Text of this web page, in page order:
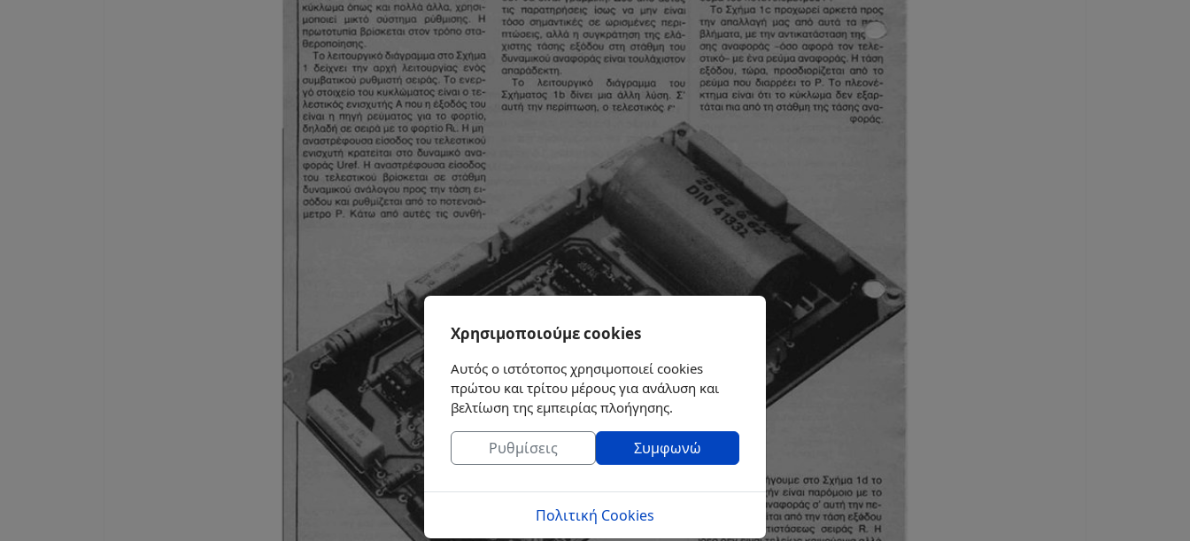
Χρησιμοποιούμε cookies
Αυτός ο ιστότοπος χρησιμοποιεί cookies
πρώτου και τρίτου μέρους για ανάλυση και
βελτίωση της εμπειρίας πλοήγησης.
Ρυθμίσεις Συμφωνώ
Πολιτική Cookies